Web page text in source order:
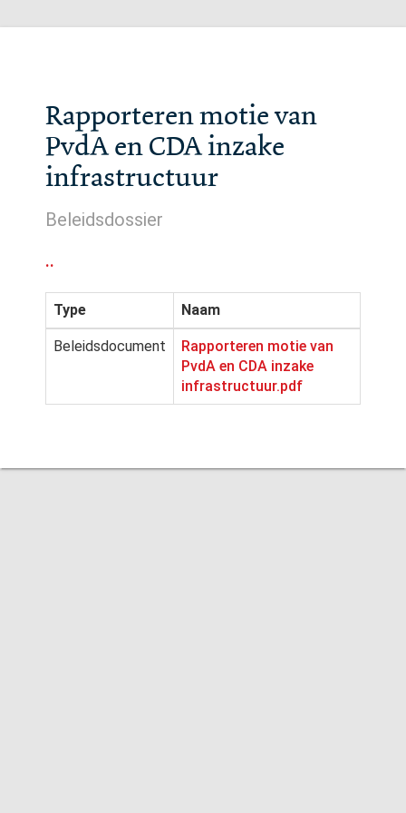
Rapporteren motie van
PvdA en CDA inzake
infrastructuur
Beleidsdossier
..
Type Naam
Beleidsdocument
Rapporteren motie van
PvdA en CDA inzake
infrastructuur.pdf